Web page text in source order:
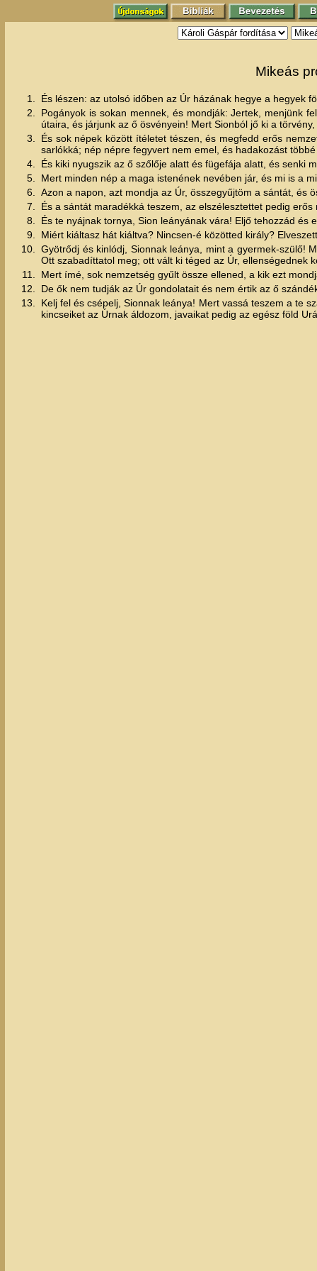
Mikeás
1.
És lészen: az utolsó időben az Úr házának hegye a hegyek
2.
Pogányok is sokan mennek, és mondják: Jertek, menjünk
útaira, és járjunk az ő ösvényein! Mert Sionból jő ki a
3.
És sok népek között ítéletet tészen, és megfedd erős
sarlókká; nép népre fegyvert nem emel, és hadakozást
4.
És kiki nyugszik az ő szőlője alatt és fügefája alatt, és senki
5.
Mert minden nép a maga istenének nevében jár, és mi is a
6.
Azon a napon, azt mondja az Úr, összegyűjtöm a sántát, és
7.
És a sántát maradékká teszem, az elszélesztettet pedig
8.
És te nyájnak tornya, Sion leányának vára! Eljő tehozzád
9.
Miért kiáltasz hát kiáltva? Nincsen-é közötted király?
10.
Gyötrődj és kinlódj, Sionnak leánya, mint a gyermek-szülő!
Ott szabadíttatol meg; ott vált ki téged az Úr, ellenségednek
11.
Mert ímé, sok nemzetség gyűlt össze ellened, a kik ezt
12.
De ők nem tudják az Úr gondolatait és nem értik az ő
13.
Kelj fel és csépelj, Sionnak leánya! Mert vassá teszem a te
kincseiket az Úrnak áldozom, javaikat pedig az egész föld